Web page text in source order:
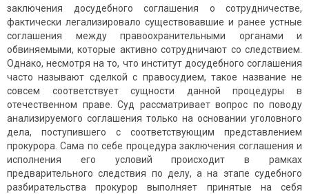
заключения досудебного соглашения о сотрудничестве,
фактически легализировало существовавшие и ранее устные
соглашения между правоохранительными органами и
обвиняемыми, которые активно сотрудничают со следствием.
Однако, несмотря на то, что институт досудебного соглашения
часто называют сделкой с правосудием, такое название не
совсем соответствует сущности данной процедуры в
отечественном праве. Суд рассматривает вопрос по поводу
анализируемого соглашения только на основании уголовного
дела, поступившего с соответствующим представлением
прокурора. Сама по себе процедура заключения соглашения и
исполнения его условий происходит в рамках
предварительного следствия по делу, а на этапе судебного
разбирательства прокурор выполняет принятые на себя